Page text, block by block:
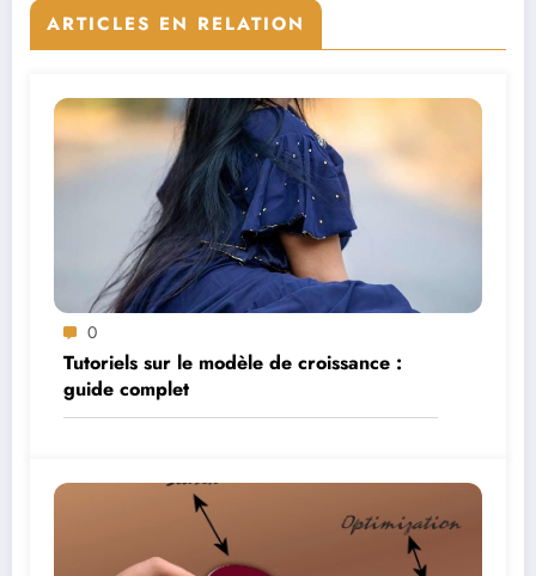
ARTICLES EN RELATION
0
Tutoriels sur le modèle de croissance :
guide complet